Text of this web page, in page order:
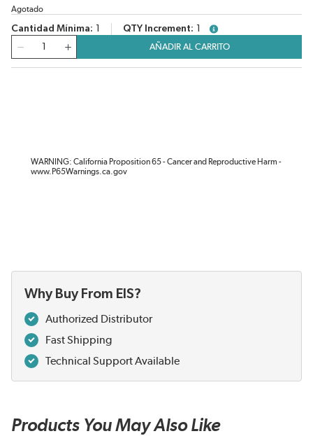
Agotado
Cantidad Mínima QTY Increment
more info
Cantidad
AÑADIR AL CARRITO
WARNING: California Proposition 65 - Cancer and Reproductive Harm -
www.P65Warnings.ca.gov
Why Buy From EIS?
Authorized Distributor
Fast Shipping
Technical Support Available
Products You May Also Like